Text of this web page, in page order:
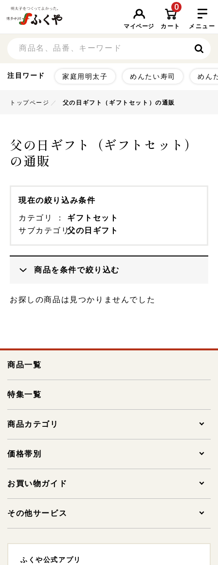
マイページ カート
0
注目ワード 家庭用明太子 めんたい寿司 めん
メニュー
トップページ 父の日ギフト（ギフトセット）の通販
父の日ギフト（ギフトセット）
の通販
現在の絞り込み条件
カテゴリ
ギフトセット
サブカテゴリ父の日ギフト
商品を条件で絞り込む
その他の条件
送料込み
スマート便※
お探しの商品は見つかりませんでした
商品一覧
特集一覧
商品カテゴリ
全ての商品
贈答用明太子
家庭用明太子
その他明太子
価格帯別
1,000円未満
1,000～1,999円
2,000～2,999円
お買い物ガイド
ご注文について
支払方法・支払い時期・領収書について
その他サービス
法人様ギフトサービスについて
ふくや公式アプリ